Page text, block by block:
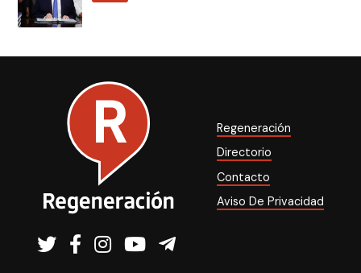
Regeneración
Directorio
Contacto
Aviso De Privacidad